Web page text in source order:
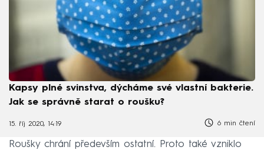
Kapsy plné svinstva, dýcháme své vlastní bakterie.
Jak se správně starat o roušku?
15. říj 2020, 14:19 6 min čtení
Roušky chrání především ostatní. Proto také vzniklo